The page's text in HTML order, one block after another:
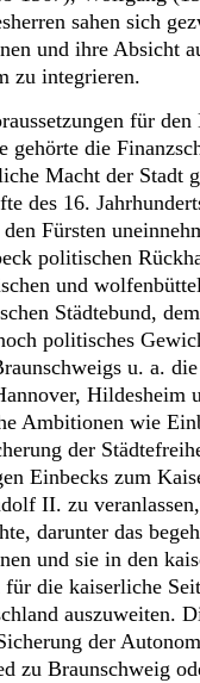
sahen sich
und ihre Absicht
zu integrieren.
für
gehörte die
Macht der Stadt
des 16.
Fürsten
politischen
und
Städtebund,
politisches
u. a.
Hildesheim
Ambitionen wie
der
Einbecks zum
II. zu
darunter das
und sie in den
für die kaiserliche
auszuweiten.
der
zu Braunschweig